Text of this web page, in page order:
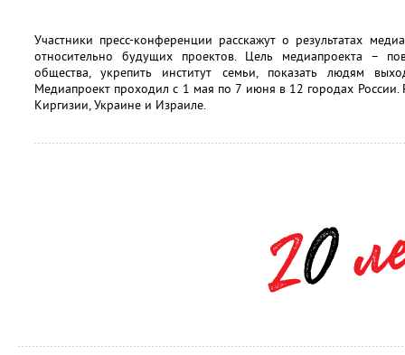
Участники пресс-конференции расскажут о результатах
относительно будущих проектов. Цель медиапроекта –
общества, укрепить институт семьи, показать людям
Медиапроект проходил с 1 мая по 7 июня в 12 городах России.
Киргизии, Украине и Израиле.